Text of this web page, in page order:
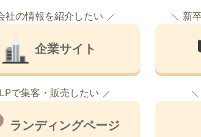
社の情報を紹介したい
企業サイト
新
LPで集客・販売したい
ランディングページ